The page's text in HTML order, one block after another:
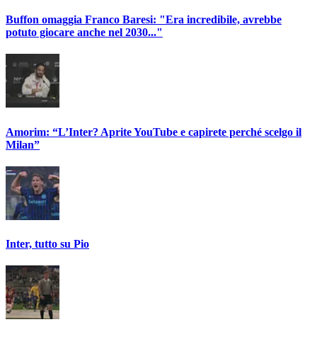
Buffon omaggia Franco Baresi: "Era incredibile, avrebbe
potuto giocare anche nel 2030..."
Amorim: “L’Inter? Aprite YouTube e capirete perché scelgo il
Milan”
Inter, tutto su Pio